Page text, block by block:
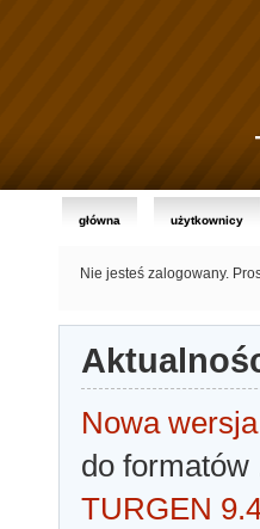
główna użytkownicy
Nie jesteś zalogowany.
Nowa
do
TURGEN